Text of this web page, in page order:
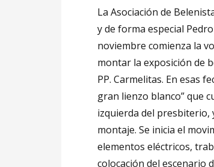
La Asociación de
y de forma especial
noviembre comienza la
montar la exposición de
PP. Carmelitas. En esas
gran lienzo blanco” que
izquierda del presbiterio,
montaje. Se inicia el
elementos eléctricos,
colocación del escenario